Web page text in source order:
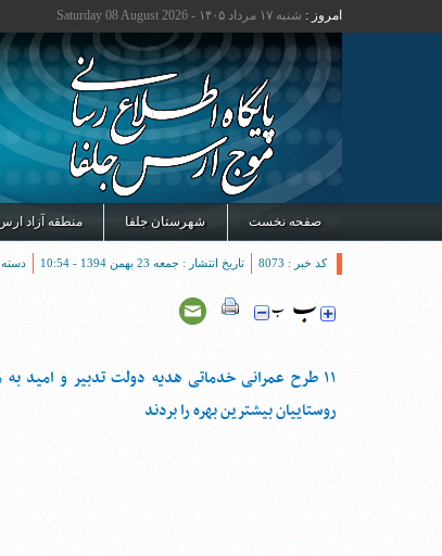
امروز : شنبه ۱۷ مرداد ۱۴۰۵ - Saturday 08 August 2026
صفحه نخست شهرستان جلفا منطقه آزاد
کد خبر : 8073 تاریخ انتشار : جمعه 23 بهمن 1394 - 10:54 دسته
۱۱ طرح عمرانی خدماتی هدیه دولت تدبیر و امید به
روستاییان بیشترین بهره را بردند